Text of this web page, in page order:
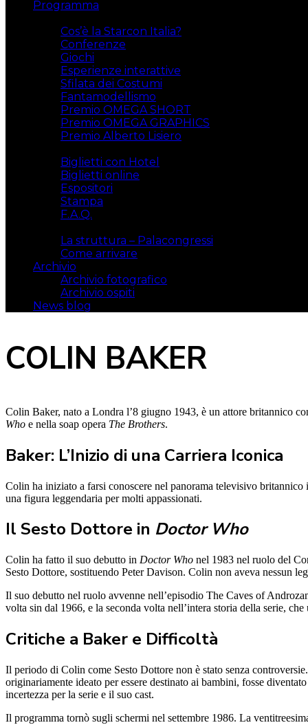
Programma
Cos’è la Starcon Italia?
Conferenze
Giochi
Esperienze interattive
Sfilata dei Costumi
Fantamodellismo
Premio OMEGA SHORT
Premio OMEGA GRAPHICS
Premio Alberto Lisiero
Biglietti con Hotel
Biglietti online
Espositori
Stampa
F.A.Q.
La struttura – Palacongressi
Come arrivare
Archivio
Archivio fotografico
Archivio ospiti
News blog
COLIN BAKER
Colin Baker, nato a Londra l’8 giugno 1943, è un attore britannico
Who e nella soap opera The Brothers.
Baker: L’Inizio di una Carriera Iconica
Colin ha iniziato a farsi conoscere nel panorama televisivo
una figura leggendaria per molti appassionati.
Il Sesto Dottore in Doctor Who
Colin ha fatto il suo debutto in Doctor Who nel 1983 nel ruolo del
Sesto Dottore, sostituendo Peter Davison. Colin non aveva nessun
Il suo debutto nel ruolo avvenne nell’episodio The Caves of
volta sin dal 1966, e la seconda volta nell’intera storia della serie,
Critiche a Baker e Difficoltà
Il periodo di Colin come Sesto Dottore non è stato senza
originariamente ideato per essere destinato ai bambini, fosse
incertezza per la serie e il suo cast.
Il programma tornò sugli schermi nel settembre 1986. La